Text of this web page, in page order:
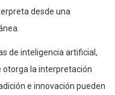
desde una
de inteligencia artificial,
otorga la interpretación
e innovación pueden